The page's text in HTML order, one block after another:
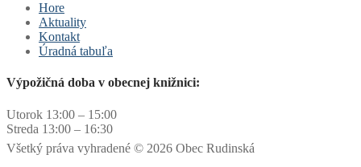
Hore
Aktuality
Kontakt
Úradná tabuľa
Výpožičná doba v obecnej knižnici:
Utorok 13:00 – 15:00
Streda 13:00 – 16:30
Všetký práva vyhradené © 2026 Obec Rudinská